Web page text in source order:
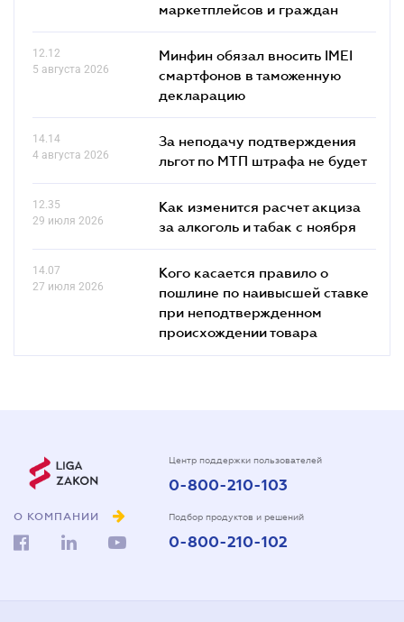
маркетплейсов и граждан
12.12
5 августа 2026
Минфин обязал вносить IMEI
смартфонов в таможенную
декларацию
14.14
4 августа 2026
За неподачу подтверждения
льгот по МТП штрафа не будет
12.35
29 июля 2026
Как изменится расчет акциза
за алкоголь и табак с ноября
14.07
27 июля 2026
Кого касается правило о
пошлине по наивысшей ставке
при неподтвержденном
происхождении товара
О КОМПАНИИ
Центр поддержки пользователей
0-800-210-103
Подбор продуктов и решений
0-800-210-102